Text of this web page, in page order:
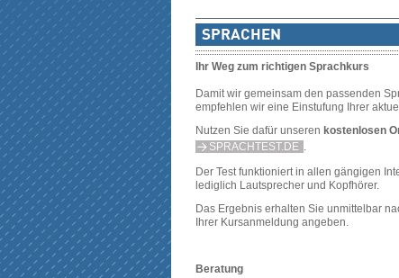
SPRACHEN
Ihr Weg zum richtigen Sprachkurs
Damit wir gemeinsam den passenden
empfehlen wir eine Einstufung Ihrer
Nutzen Sie dafür unseren kostenlosen
SPRACHTEST.DE .
Der Test funktioniert in allen gängigen
lediglich Lautsprecher und Kopfhörer.
Das Ergebnis erhalten Sie unmittelbar
Ihrer Kursanmeldung angeben.
Beratung